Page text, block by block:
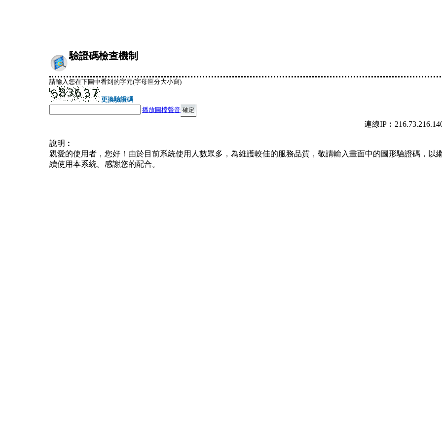
驗證碼檢查機制
請輸入您在下圖中看到的字元(字母區分大小寫)
更換驗證碼
播放圖檔聲音
連線
說明︰
親愛的使用者，您好！由於目前系統使用人數眾多，為維護較佳的服務品質，敬請輸入畫面中的圖形驗證碼，以
續使用本系統。感謝您的配合。